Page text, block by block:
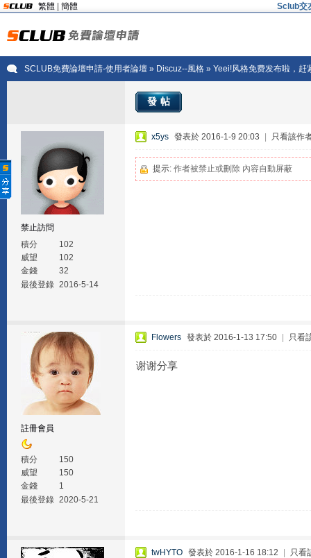
繁體 簡體 Sclub交
SCLUB免費論壇申請-使用者論壇» Discuz--風格» Yeei!风格免费发布啦，赶
發帖
禁止訪問
積分
102
威望
102
金錢
32
最後登錄 2016-5-14
x5ys 發表於 2016-1-9 20:03 只看該作
提示: 作者被禁止或刪除 內容自動屏蔽
註冊會員
積分
150
威望
150
金錢
1
最後登錄 2020-5-21
Flowers 發表於 2016-1-13 17:50 只看
谢谢分享
twHYTO 發表於 2016-1-16 18:12 只看